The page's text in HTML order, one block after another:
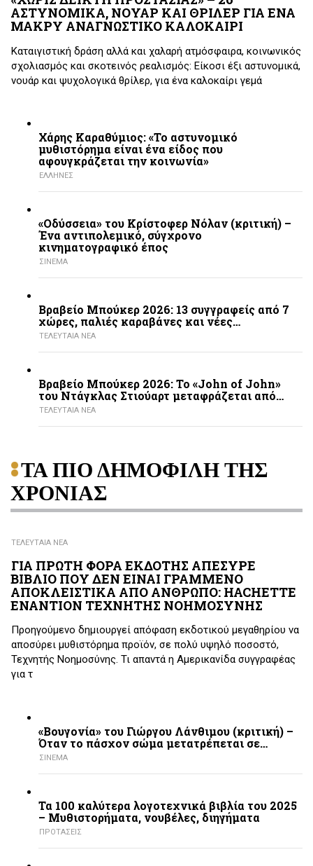
ΑΣΤΥΝΟΜΙΚΑ, ΝΟΥΑΡ ΚΑΙ ΘΡΙΛΕΡ ΓΙΑ ΕΝΑ
ΜΑΚΡΥ ΑΝΑΓΝΩΣΤΙΚΟ ΚΑΛΟΚΑΙΡΙ
Καταιγιστική δράση αλλά και χαλαρή ατμόσφαιρα, κοινωνικός
σχολιασμός και σκοτεινός ρεαλισμός: Είκοσι έξι αστυνομικά,
νουάρ και ψυχολογικά θρίλερ, για ένα καλοκαίρι γεμά
Χάρης Καραθύμιος: «Το αστυνομικό
μυθιστόρημα είναι ένα είδος που
αφουγκράζεται την κοινωνία»
ΕΛΛΗΝΕΣ
«Οδύσσεια» του Κρίστοφερ Νόλαν (κριτική) –
Ένα αντιπολεμικό, σύγχρονο
κινηματογραφικό έπος
ΣΙΝΕΜΑ
Βραβείο Μπούκερ 2026: 13 συγγραφείς από 7
χώρες, παλιές καραβάνες και νέες…
ΤΕΛΕΥΤΑΙΑ ΝΕΑ
Βραβείο Μπούκερ 2026: Το «John of John»
του Ντάγκλας Στιούαρτ μεταφράζεται από…
ΤΕΛΕΥΤΑΙΑ ΝΕΑ
ΤΑ ΠΙΟ ΔΗΜΟΦΙΛΗ ΤΗΣ
ΧΡΟΝΙΑΣ
ΤΕΛΕΥΤΑΙΑ ΝΕΑ
ΓΙΑ ΠΡΩΤΗ ΦΟΡΑ ΕΚΔΟΤΗΣ ΑΠΕΣΥΡΕ
ΒΙΒΛΙΟ ΠΟΥ ΔΕΝ ΕΙΝΑΙ ΓΡΑΜΜΕΝΟ
ΑΠΟΚΛΕΙΣΤΙΚΑ ΑΠΟ ΑΝΘΡΩΠΟ: HACHETTE
ΕΝΑΝΤΙΟΝ ΤΕΧΝΗΤΗΣ ΝΟΗΜΟΣΥΝΗΣ
Προηγούμενο δημιουργεί απόφαση εκδοτικού μεγαθηρίου να
αποσύρει μυθιστόρημα προϊόν, σε πολύ υψηλό ποσοστό,
Τεχνητής Νοημοσύνης. Τι απαντά η Αμερικανίδα συγγραφέας
για τ
«Βουγονία» του Γιώργου Λάνθιμου (κριτική) –
Όταν το πάσχον σώμα μετατρέπεται σε…
ΣΙΝΕΜΑ
Τα 100 καλύτερα λογοτεχνικά βιβλία του 2025
– Mυθιστορήματα, νουβέλες, διηγήματα
ΠΡΟΤΑΣΕΙΣ